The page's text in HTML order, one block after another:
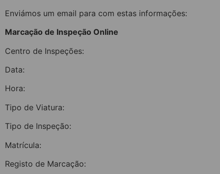
Enviámos um email para com estas informações:
Marcação de Inspeção Online
Centro de Inspeções:
Data:
Hora:
Tipo de Viatura:
Tipo de Inspeção:
Matrícula:
Registo de Marcação: